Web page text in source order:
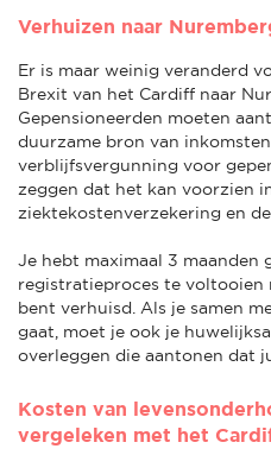
Verhuizen naar
Er is maar weinig veranderd
Brexit van het Cardiff naar
Gepensioneerden moeten
duurzame bron van
verblijfsvergunning voor
zeggen dat het kan voorzien
ziektekostenverzekering en
Je hebt maximaal 3 maanden
registratieproces te voltooien
bent verhuisd. Als je samen
gaat, moet je ook je
overleggen die aantonen dat
Kosten van
vergeleken met het